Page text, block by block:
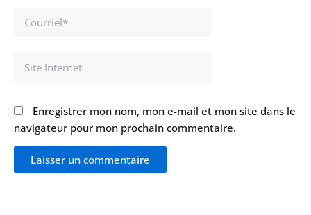
Courriel*
Site
Enregistrer mon nom, mon e-mail et mon site dans le
navigateur pour mon prochain commentaire.